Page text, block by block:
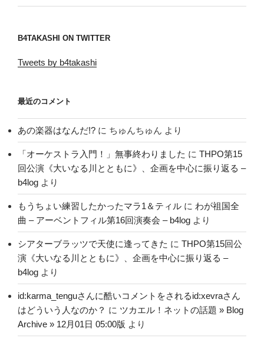
B4TAKASHI ON TWITTER
Tweets by b4takashi
最近のコメント
あの楽器はなんだ!? に ちゅんちゅん より
「オーケストラ入門！」無事終わりました に THPO第15
回公演《大いなる川とともに》、企画を中心に振り返る –
b4log より
もうちょい練習したかったマラ1＆ティル に わが祖国全
曲 – アーベントフィル第16回演奏会 – b4log より
シアターブラッツで天使に逢ってきた に THPO第15回公
演《大いなる川とともに》、企画を中心に振り返る –
b4log より
id:karma_tenguさんに酷いコメントをされるid:xevraさん
はどういう人なのか？ に ツカエル！ネットの話題 » Blog
Archive » 12月01日 05:00版 より